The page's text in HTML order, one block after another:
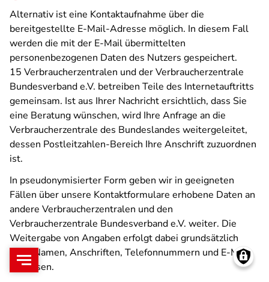
Alternativ ist eine Kontaktaufnahme über die
bereitgestellte E-Mail-Adresse möglich. In diesem Fall
werden die mit der E-Mail übermittelten
personenbezogenen Daten des Nutzers gespeichert.
15 Verbraucherzentralen und der Verbraucherzentrale
Bundesverband e.V. betreiben Teile des Internetauftritts
gemeinsam. Ist aus Ihrer Nachricht ersichtlich, dass Sie
eine Beratung wünschen, wird Ihre Anfrage an die
Verbraucherzentrale des Bundeslandes weitergeleitet,
dessen Postleitzahlen-Bereich Ihre Anschrift zuzuordnen
ist.
In pseudonymisierter Form geben wir in geeigneten
Fällen über unsere Kontaktformulare erhobene Daten an
andere Verbraucherzentralen und den
Verbraucherzentrale Bundesverband e.V. weiter. Die
Weitergabe von Angaben erfolgt dabei grundsätzlich
ohne Namen, Anschriften, Telefonnummern und E-Mail-
Adressen.